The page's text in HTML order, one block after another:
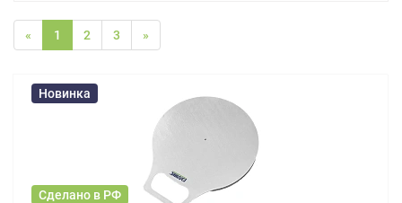
« 1 2 3 »
Новинка
Сделано в РФ